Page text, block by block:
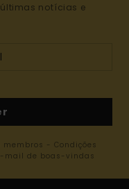
notícias e
- Condições
mail de boas-vindas